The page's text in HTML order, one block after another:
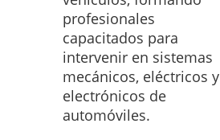
profesionales
capacitados para
intervenir en sistemas
mecánicos, eléctricos y
electrónicos de
automóviles.